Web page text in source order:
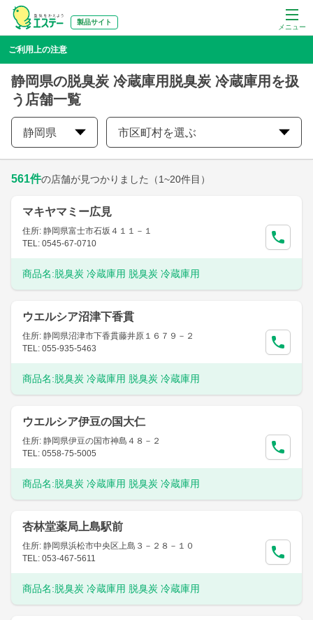
メニュー
製品サイト
ご利用上の注意
静岡県の脱臭炭 冷蔵庫用脱臭炭 冷蔵庫用を扱
う店舗一覧
静岡県 市区町村を選ぶ
561件の店舗が見つかりました （1~20件目）
マキヤマミー広見
住所: 静岡県富士市石坂４１１－１
TEL: 0545-67-0710
商品名:脱臭炭 冷蔵庫用 脱臭炭 冷蔵庫用
ウエルシア沼津下香貫
住所: 静岡県沼津市下香貫藤井原１６７９－２
TEL: 055-935-5463
商品名:脱臭炭 冷蔵庫用 脱臭炭 冷蔵庫用
ウエルシア伊豆の国大仁
住所: 静岡県伊豆の国市神島４８－２
TEL: 0558-75-5005
商品名:脱臭炭 冷蔵庫用 脱臭炭 冷蔵庫用
杏林堂薬局上島駅前
住所: 静岡県浜松市中央区上島３－２８－１０
TEL: 053-467-5611
商品名:脱臭炭 冷蔵庫用 脱臭炭 冷蔵庫用